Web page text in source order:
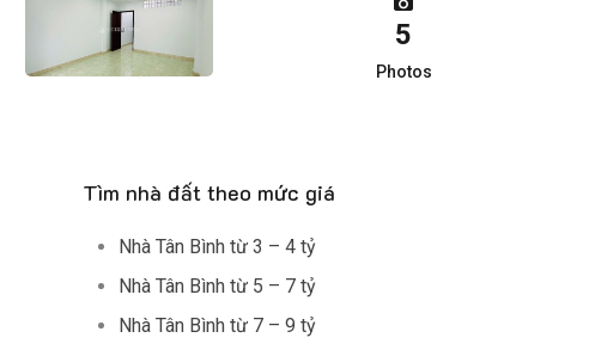
5
Photos
Tìm nhà đất theo mức giá
Nhà Tân Bình từ 3 – 4 tỷ
Nhà Tân Bình từ 5 – 7 tỷ
Nhà Tân Bình từ 7 – 9 tỷ